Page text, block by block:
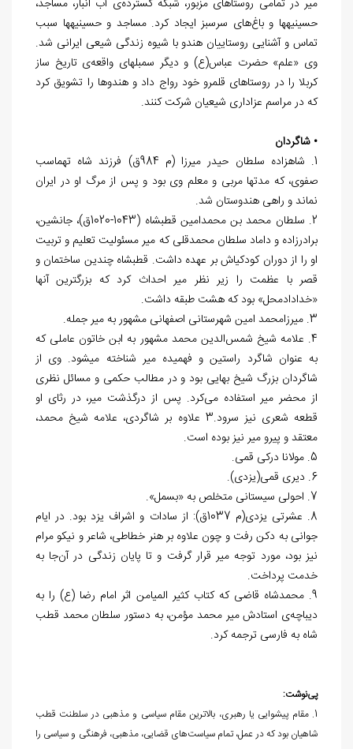
میر در تمامی روستاهای مزبور، شبکه گسترده‌ی آب انبار، مساجد،
حسینیه‏ها و باغ‌های سرسبز ایجاد کرد. مساجد و حسینیه‏ها سبب
تماس و آشنایی روستاییان هندو با شیوه زندگی شیعی ایرانی شد.
وی «علم» حضرت عباس(ع) و دیگر سمبل‎های‏ واقعه‌ی تاریخ ساز
کربلا را در روستاهای قلمرو خود رواج داد و هندوها را تشویق ‏کرد
که در مراسم‏ عزاداری شیعیان شرکت کنند.
• شاگردان
1. شاهزاده سلطان حیدر میرزا (م 984ق) فرزند شاه تهماسب
صفوی، که مدت‎ها مربی و معلم وی بود و پس از مرگ او در ایران
نماند و راهی هندوستان شد.
2. سلطان محمد بن محمدامین قطب‏شاه (1043-1020ق)، جانشین،
برادرزاده و داماد سلطان محمدقلی که میر مسئولیت تعلیم و تربیت
او را از دوران کودکی‎اش بر عهده داشت. قطب‏شاه چندین ساختمان‏ و
قصر با عظمت را زیر نظر میر احداث کرد که‏ بزرگ‎ترین آن‎ها
«خدادادمحل» بود که هشت‏ طبقه داشت.
3. میرزامحمد امین شهرستانی اصفهانی مشهور به میر جمله.
4. علامه شیخ شمس‌الدین محمد مشهور به ابن خاتون عاملی که
به عنوان شاگرد راستین و فهمیده میر شناخته می‎شود. وی از
شاگردان بزرگ شیخ بهایی بود و در مطالب حکمی و مسائل نظری
از محضر میر استفاده می‎‌کرد. پس از درگذشت میر، در رثای او
قطعه شعری نیز سرود.3 علاوه بر شاگردی، علامه شیخ محمد،
معتقد و پیرو میر نیز بوده است.
5. مولانا درکی قمی.
6. دیری قمی(یزدی).
7. احولی سیستانی متخلص به «بسمل».
8. عشرتی یزدی(م 1037ق): از سادات و اشراف یزد بود. در ایام
جوانی به دکن رفت و چون علاوه بر هنر خطاطی، شاعر و نیکو مرام
نیز بود، مورد توجه میر قرار گرفت و تا پایان زندگی در آن‌جا به
خدمت پرداخت.
9. محمدشاه قاضی که کتاب کثیر المیامن اثر امام رضا (ع) را به
دیباچه‌ی استادش میر محمد مؤمن، به دستور سلطان محمد قطب
شاه به فارسی ترجمه کرد.
پی‌نوشت:
1. مقام پیشوایی یا رهبری، بالاترین مقام‏ سیاسی و مذهبی در سلطنت قطب
شاهیان‏ بود که در عمل، تمام سیاست‌های‏ قضایی، مذهبی، فرهنگی و سیاسی را